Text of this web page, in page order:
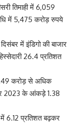
तिमाही में 6,059
में 5,475 करोड़ रुपये
में इंडिगो की बाजार
26.4 प्रतिशत
करोड़ से अधिक
2023 के आंकड़े 1.38
6.12 प्रतिशत बढ़कर